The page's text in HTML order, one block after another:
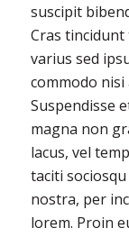
suscipit
Cras
varius sed
commodo
Suspendisse
magna non
lacus, vel
taciti
nostra, per
lorem. Proin